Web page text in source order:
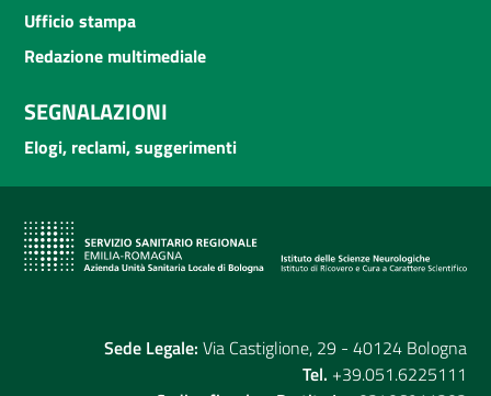
Ufficio stampa
Redazione multimediale
SEGNALAZIONI
Elogi, reclami, suggerimenti
Sede Legale: Via Castiglione, 29 - 40124 Bologna
Tel. +39.051.6225111